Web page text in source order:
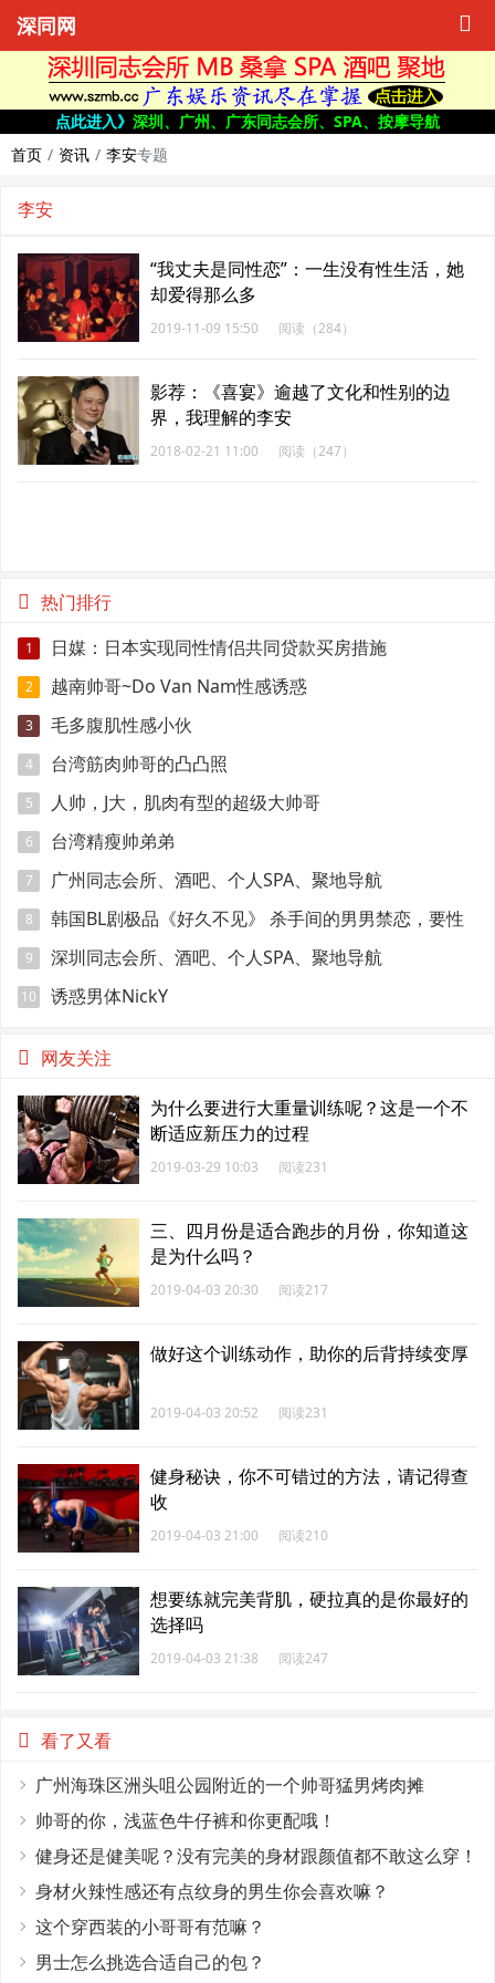
深同网
点此进入》 深圳、广州、广东同志会所、SPA、按摩导航
首页
资讯 李安专题
李安
“我丈夫是同性恋”：一生没有性生活，她
却爱得那么多
2019-11-09 15:50 阅读（284）
影荐：《喜宴》逾越了文化和性别的边
界，我理解的李安
2018-02-21 11:00 阅读（247）
热门排行
1 日媒：日本实现同性情侣共同贷款买房措施
2 越南帅哥~Do Van Nam性感诱惑
3 毛多腹肌性感小伙
4 台湾筋肉帅哥的凸凸照
5 人帅，J大，肌肉有型的超级大帅哥
6 台湾精瘦帅弟弟
7 广州同志会所、酒吧、个人SPA、聚地导航
8
韩国BL剧极品《好久不见》 杀手间的男男禁恋，要性
命还是爱情？
9 深圳同志会所、酒吧、个人SPA、聚地导航
10 诱惑男体NickY
网友关注
为什么要进行大重量训练呢？这是一个不
断适应新压力的过程
2019-03-29 10:03 阅读231
三、四月份是适合跑步的月份，你知道这
是为什么吗？
2019-04-03 20:30 阅读217
做好这个训练动作，助你的后背持续变厚
2019-04-03 20:52 阅读231
健身秘诀，你不可错过的方法，请记得查
收
2019-04-03 21:00 阅读210
想要练就完美背肌，硬拉真的是你最好的
选择吗
2019-04-03 21:38 阅读247
看了又看
广州海珠区洲头咀公园附近的一个帅哥猛男烤肉摊
帅哥的你，浅蓝色牛仔裤和你更配哦！
健身还是健美呢？没有完美的身材跟颜值都不敢这么穿！
身材火辣性感还有点纹身的男生你会喜欢嘛？
这个穿西装的小哥哥有范嘛？
男士怎么挑选合适自己的包？